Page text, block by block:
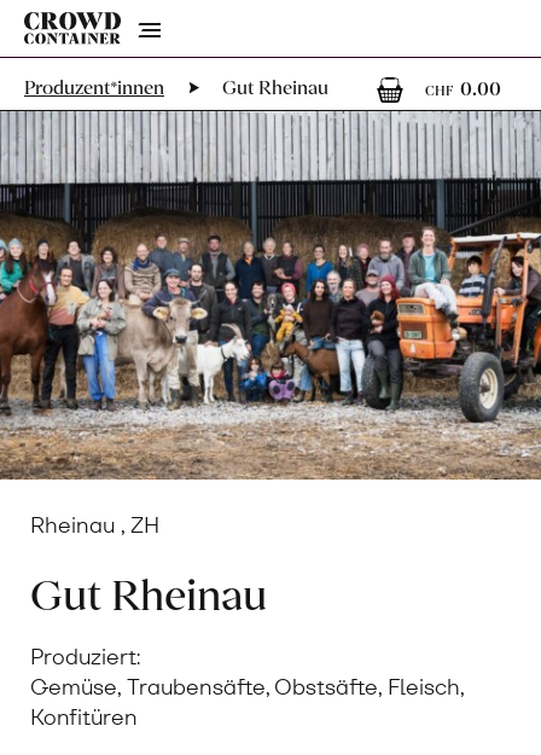
Menu
Produzent*innen Gut Rheinau
CHF 0.000
Rheinau , ZH
Gut Rheinau
Produziert:
Gemüse, Traubensäfte, Obstsäfte, Fleisch,
Konfitüren